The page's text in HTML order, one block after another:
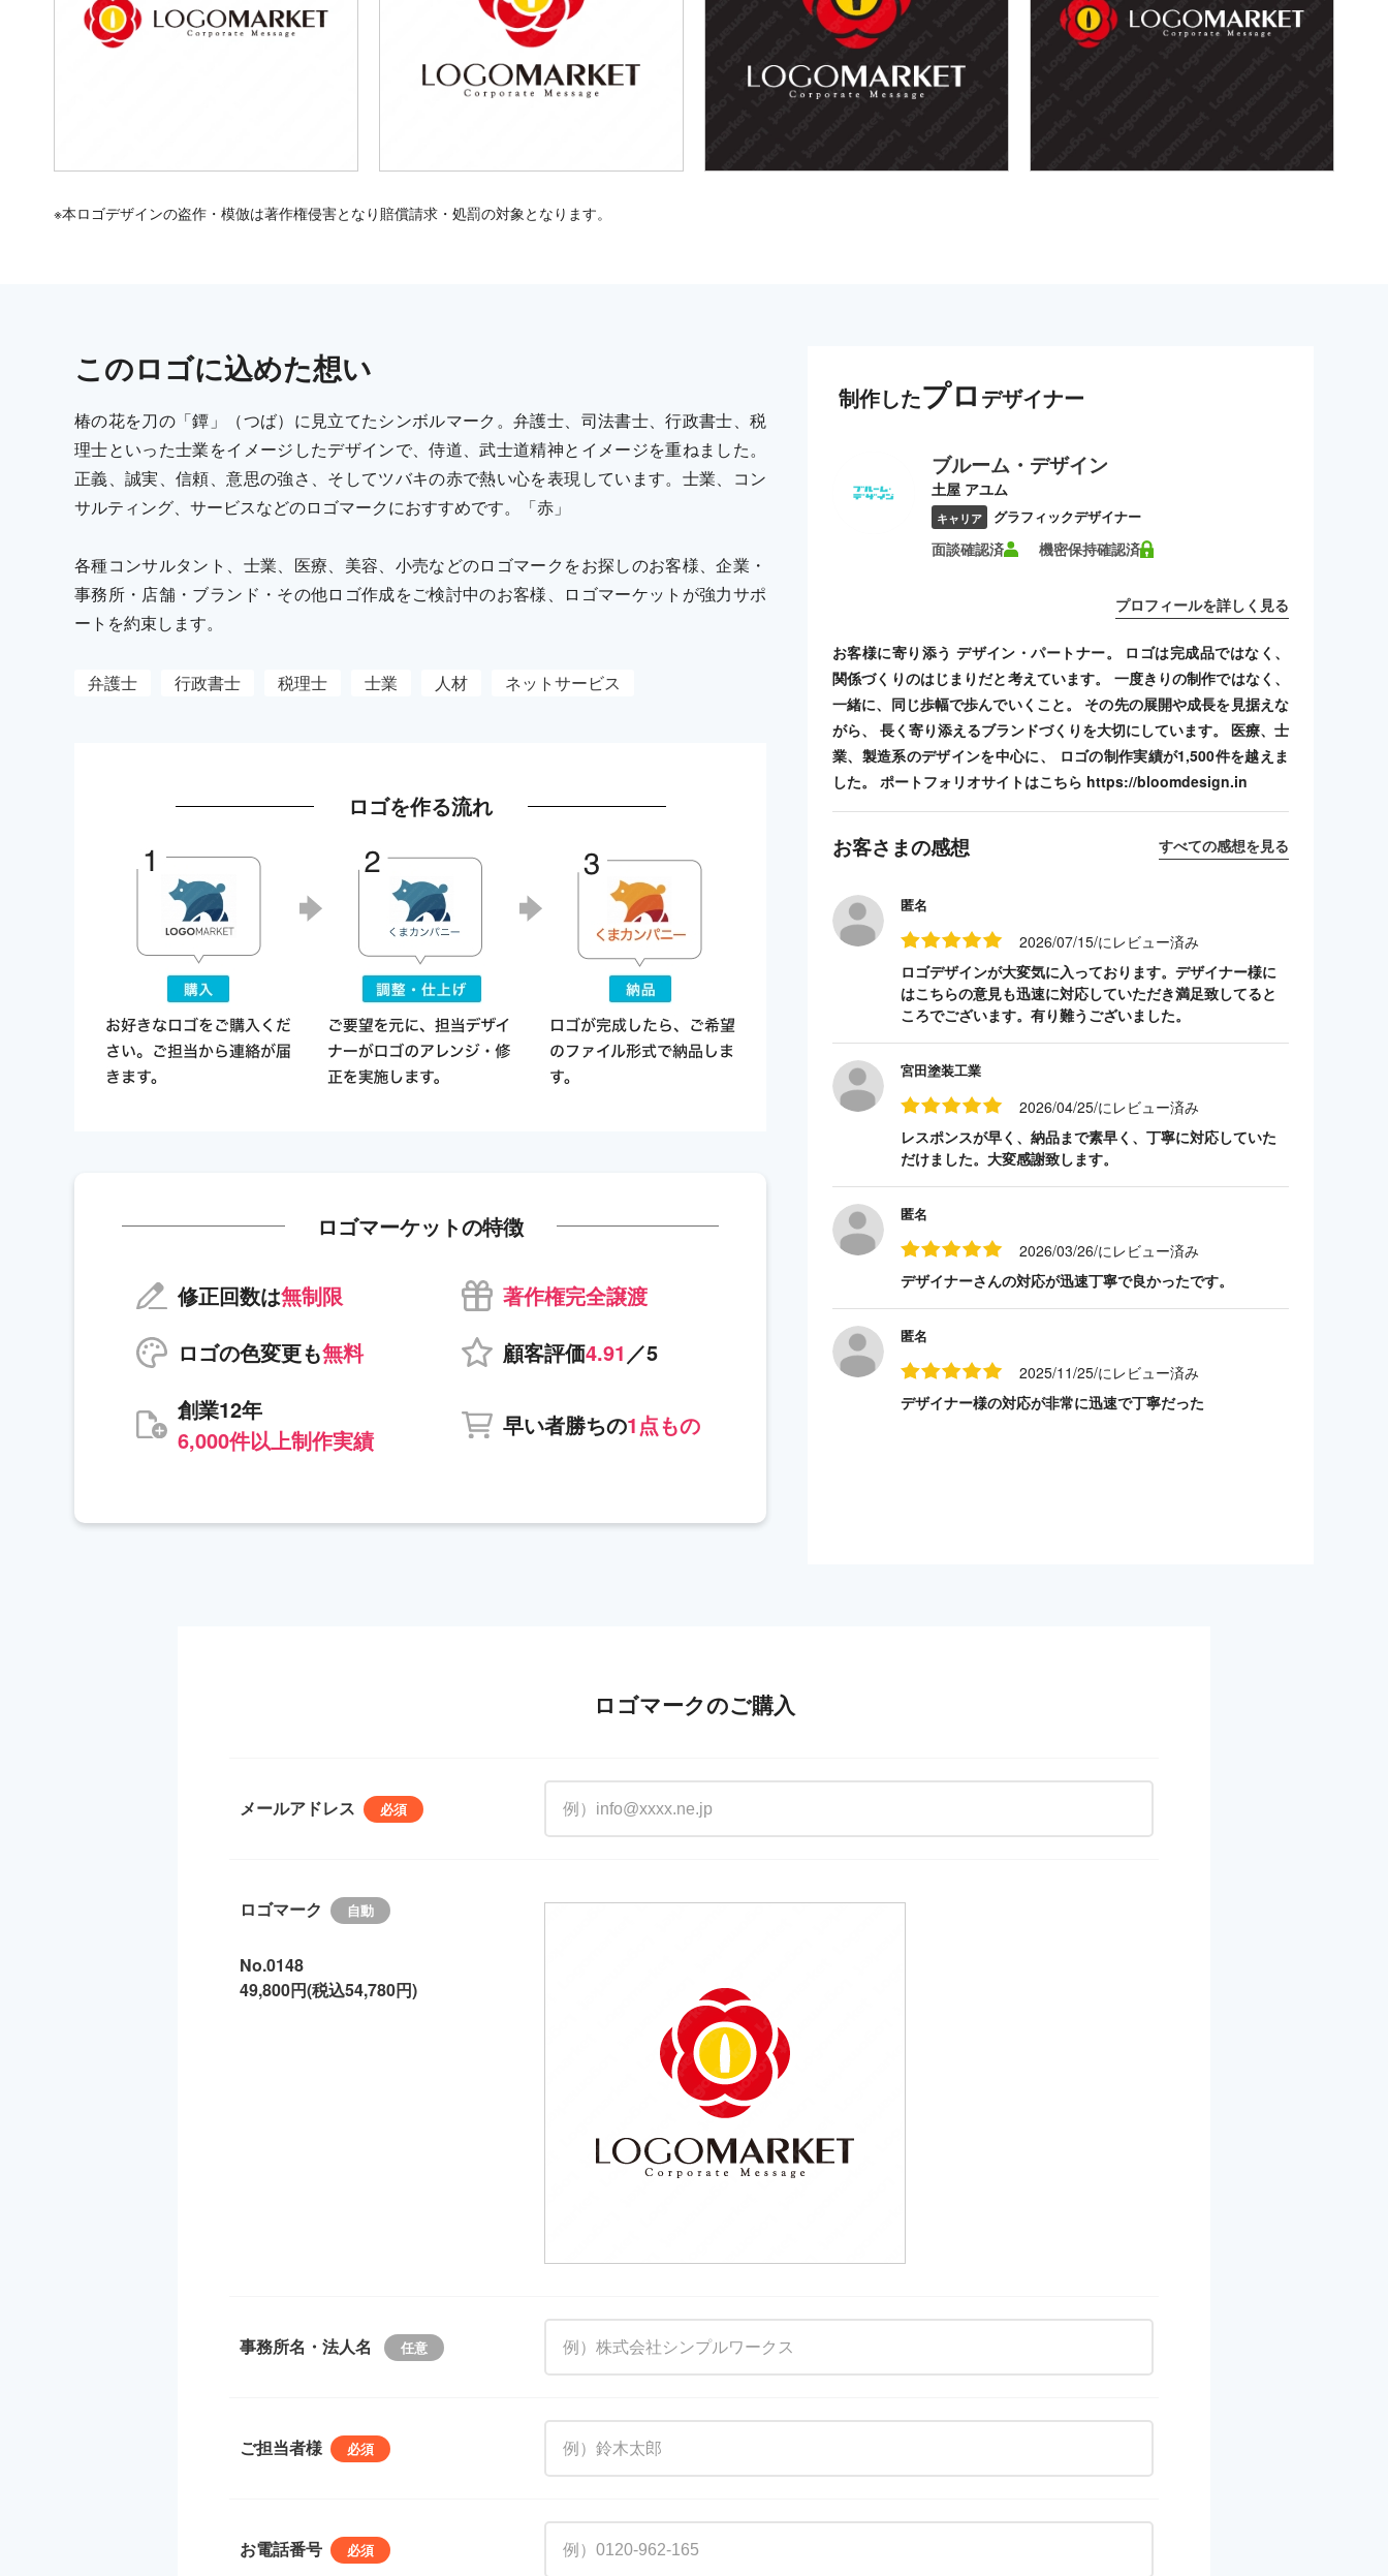
※本ロゴデザインの盗作・模倣は著作権侵害となり賠償請求・処罰の対象となります。
このロゴに込めた想い
椿の花を刀の「鐔」（つば）に見立てたシンボルマーク。弁護士、司法書士、行政書士、税
理士といった士業をイメージしたデザインで、侍道、武士道精神とイメージを重ねました。
正義、誠実、信頼、意思の強さ、そしてツバキの赤で熱い心を表現しています。士業、コン
サルティング、サービスなどのロゴマークにおすすめです。「赤」
各種コンサルタント、士業、医療、美容、小売などのロゴマークをお探しのお客様、企業・
事務所・店舗・ブランド・その他ロゴ作成をご検討中のお客様、ロゴマーケットが強力サポ
ートを約束します。
弁護士 行政書士 税理士 士業 人材 ネットサービス
ロゴを作る流れ
ロゴマーケットの特徴
修正回数は無制限
著作権完全譲渡
ロゴの色変更も無料 顧客評価4.91 ／5
創業12年
6,000件以上制作実績
早い者勝ちの1点もの
制作したプロ デザイナー
ブルーム・デザイン
土屋 アユム
キャリア グラフィックデザイナー
面談確認済 機密保持確認済
プロフィールを詳しく見る
お客様に寄り添う デザイン・パートナー。 ロゴは完成品ではなく、
関係づくりのはじまりだと考えています。 一度きりの制作ではなく、
一緒に、同じ歩幅で歩んでいくこと。 その先の展開や成長を見据えな
がら、 長く寄り添えるブランドづくりを大切にしています。 医療、士
業、製造系のデザインを中心に、 ロゴの制作実績が1,500件を越えま
した。 ポートフォリオサイトはこちら https://bloomdesign.in
お客さまの感想 すべての感想を見る
匿名
2026/07/15/にレビュー済み
ロゴデザインが大変気に入っております。デザイナー様に
はこちらの意見も迅速に対応していただき満足致してると
ころでございます。有り難うございました。
宮田塗装工業
2026/04/25/にレビュー済み
レスポンスが早く、納品まで素早く、丁寧に対応していた
だけました。大変感謝致します。
匿名
2026/03/26/にレビュー済み
デザイナーさんの対応が迅速丁寧で良かったです。
匿名
2025/11/25/にレビュー済み
デザイナー様の対応が非常に迅速で丁寧だった
ロゴマークのご購入
メールアドレス
ロゴマーク
No.0148
49,800円(税込54,780円)
事務所名・法人名
ご担当者様
お電話番号